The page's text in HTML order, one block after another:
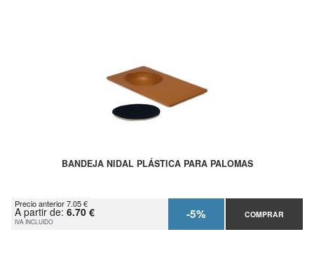
BANDEJA NIDAL PLÁSTICA PARA PALOMAS
Precio anterior 7.05 €
A partir de: 6.70 €
IVA INCLUIDO -5% COMPRAR